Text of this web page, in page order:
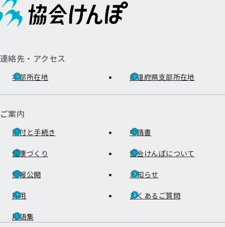
連絡先・アクセス
本部所在地 都道府県支部所在地
ご案内
給付と手続き 申請書
健康づくり 協会けんぽについて
情報公開 お知らせ
採用 よくあるご質問
用語集